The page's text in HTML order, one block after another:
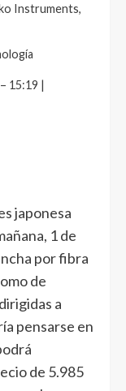
Instruments,
15:19 |
japonesa
1 de
por fibra
de
a
pensarse en
de 5.985